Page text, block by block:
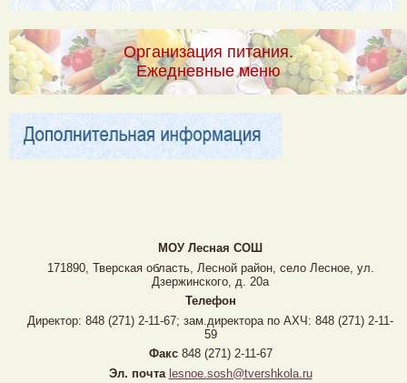
Организация питания.
Ежедневные меню
МОУ Лесная CОШ
171890, Тверская область, Лесной район, село Лесное, ул.
Дзержинского, д. 20а
Телефон
Директор: 848 (271) 2-11-67; зам.директора по АХЧ: 848 (271) 2-11-
59
Факс848 (271) 2-11-67
Эл. почта lesnoe.sosh@tvershkola.ru